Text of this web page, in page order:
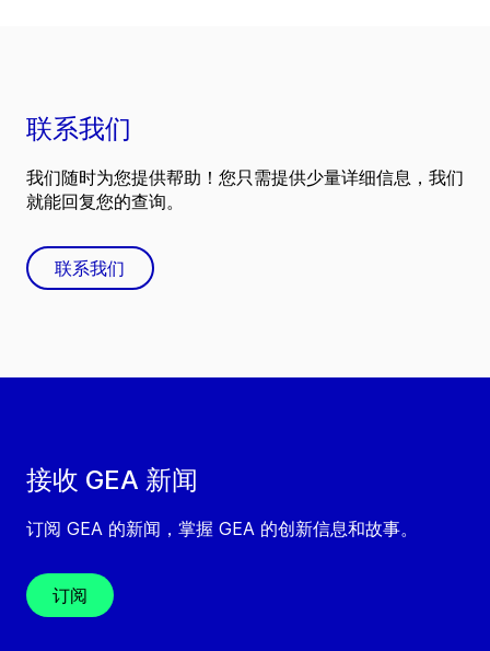
接收 GEA 新闻
订阅 GEA 的新闻，掌握 GEA 的创新信息和故事。
订阅
联系我们
我们随时为您提供帮助！您只需提供少量详细信息，我们
就能回复您的查询。
联系我们